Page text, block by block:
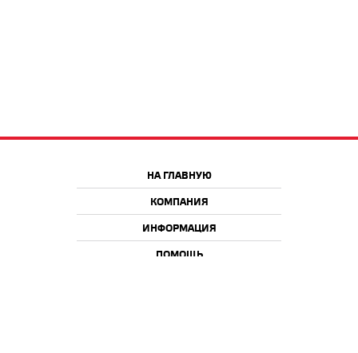
НА ГЛАВНУЮ
КОМПАНИЯ
ИНФОРМАЦИЯ
ПОМОЩЬ